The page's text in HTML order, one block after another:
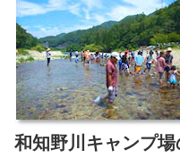
和知野川キャンプ